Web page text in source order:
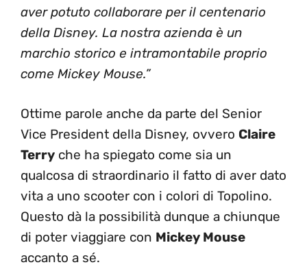
aver potuto collaborare per il centenario
della Disney. La nostra azienda è un
marchio storico e intramontabile proprio
come Mickey Mouse.”
Ottime parole anche da parte del Senior
Vice President della Disney, ovvero Claire
Terry che ha spiegato come sia un
qualcosa di straordinario il fatto di aver dato
vita a uno scooter con i colori di Topolino.
Questo dà la possibilità dunque a chiunque
di poter viaggiare con Mickey Mouse
accanto a sé.